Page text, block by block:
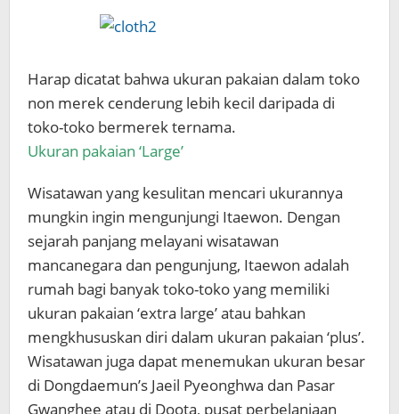
Harap dicatat bahwa ukuran pakaian dalam toko
non merek cenderung lebih kecil daripada di
toko-toko bermerek ternama.
Ukuran pakaian ‘Large’
Wisatawan yang kesulitan mencari ukurannya
mungkin ingin mengunjungi Itaewon. Dengan
sejarah panjang melayani wisatawan
mancanegara dan pengunjung, Itaewon adalah
rumah bagi banyak toko-toko yang memiliki
ukuran pakaian ‘extra large’ atau bahkan
mengkhususkan diri dalam ukuran pakaian ‘plus’.
Wisatawan juga dapat menemukan ukuran besar
di Dongdaemun’s Jaeil Pyeonghwa dan Pasar
Gwanghee atau di Doota, pusat perbelanjaan